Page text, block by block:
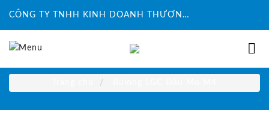
CÔNG TY TNHH KINH DOANH THƯƠNG MẠI ĐỨC HUY INTECH